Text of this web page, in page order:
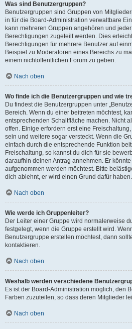
Was sind Benutzergruppen?
Benutzergruppen sind Gruppen von
in für die Board-Administration verwaltbare
kann mehreren Gruppen angehören und
Berechtigungen zugeteilt werden. Dies
Berechtigungen für mehrere Benutzer auf
Beispiel zu Moderatoren eines Bereichs zu
einem nichtöffentlichen Forum zu geben.
Nach oben
Wo finde ich die Benutzergruppen und wie
Du findest die Benutzergruppen unter
Bereich. Wenn du einer beitreten möchtest,
entsprechenden Schaltfläche machen. Nicht
offen. Einige erfordern erst eine
sein und weitere sogar versteckt. Wenn die
einfach durch die entsprechende Funktion
Freischaltung, so kannst du dich für sie
daraufhin deinen Antrag annehmen. Er
aufgenommen werden möchtest. Bitte
dich ablehnt, er wird einen Grund dafür haben.
Nach oben
Wie werde ich Gruppenleiter?
Der Leiter einer Gruppe wird normalerweise
festgelegt, wenn die Gruppe erstellt wird.
Benutzergruppe erstellen möchtest, dann
kontaktieren.
Nach oben
Weshalb werden verschiedene
Es ist der Board-Administration möglich, den
Farben zuzuteilen, so dass deren Mitglieder
Nach oben